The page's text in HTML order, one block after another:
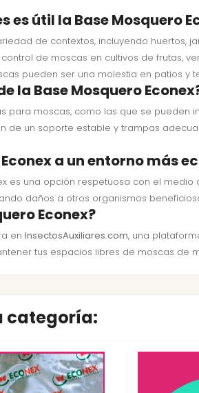
es útil la Base Mosquero
de contextos, incluyendo
de moscas en cultivos de frutas,
pueden ser una molestia en patios y
la Base Mosquero
moscas, como las que se pueden
de un soporte estable y trampas
a un entorno más
es una opción respetuosa con el
daños a otros organismos
Econex?
en InsectosAuxiliares.com, una
tus espacios libres de moscas de
categoría: